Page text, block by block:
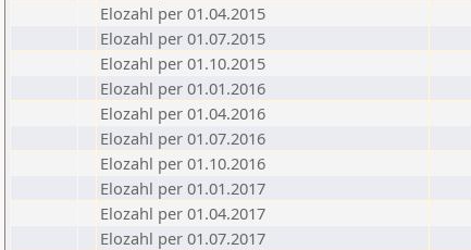
Elozahl per 01.04.2015
Elozahl per 01.07.2015
Elozahl per 01.10.2015
Elozahl per 01.01.2016
Elozahl per 01.04.2016
Elozahl per 01.07.2016
Elozahl per 01.10.2016
Elozahl per 01.01.2017
Elozahl per 01.04.2017
Elozahl per 01.07.2017